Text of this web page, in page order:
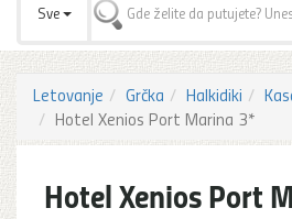
Sve
Letovanje Grčka Halkidiki
Hotel Xenios Port Marina 3*
Hotel Xenios Port